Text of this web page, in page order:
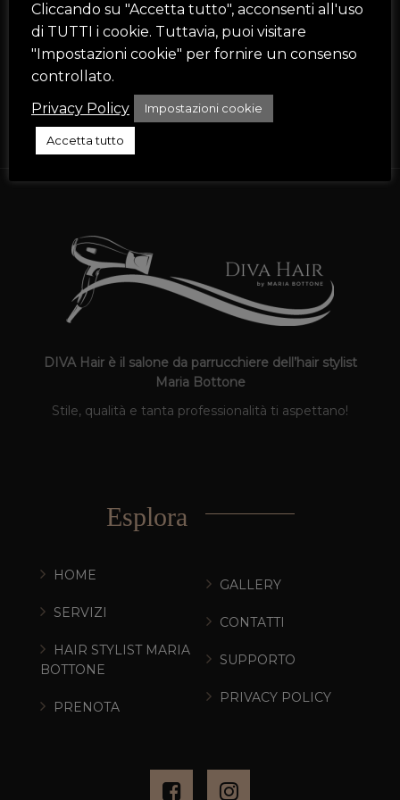
Ho letto e accetto i termini e le condizioni
ISCRIVITI
DIVA Hair è il salone da parrucchiere dell’hair stylist
Maria Bottone
Stile, qualità e tanta professionalità ti aspettano!
Esplora
HOME
SERVIZI
HAIR STYLIST MARIA
BOTTONE
PRENOTA
GALLERY
CONTATTI
SUPPORTO
PRIVACY POLICY
Cliccando su "Accetta tutto", acconsenti all'uso
di TUTTI i cookie. Tuttavia, puoi visitare
"Impostazioni cookie" per fornire un consenso
controllato.
Privacy Policy
Impostazioni cookie
Accetta tutto